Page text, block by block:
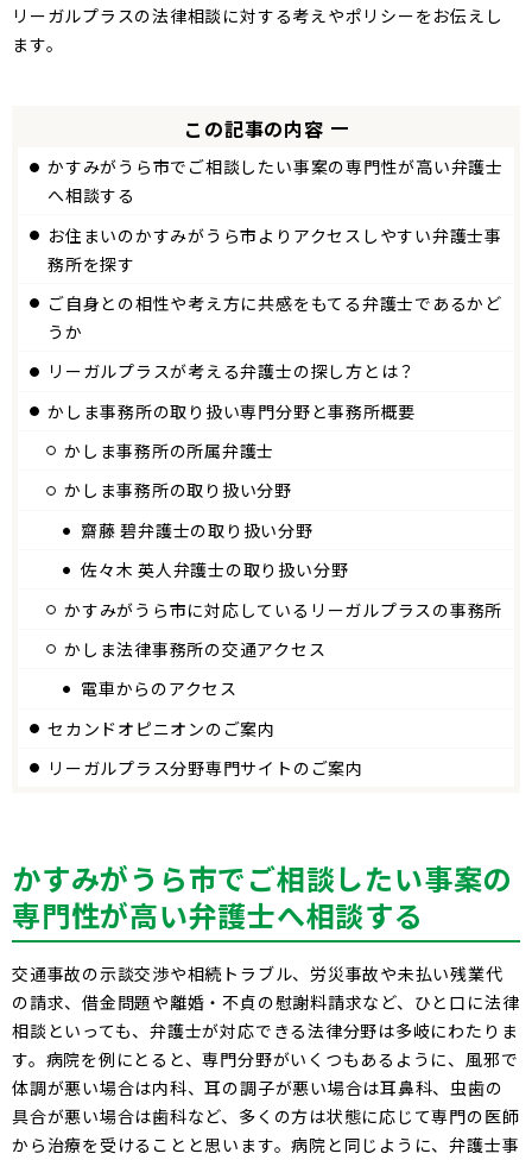
リーガルプラスの法律相談に対する考えやポリシーをお伝えし
ます。
この記事の内容
かすみがうら市でご相談したい事案の専門性が高い弁護士
へ相談する
お住まいのかすみがうら市よりアクセスしやすい弁護士事
務所を探す
ご自身との相性や考え方に共感をもてる弁護士であるかど
うか
リーガルプラスが考える弁護士の探し方とは？
かしま事務所の取り扱い専門分野と事務所概要
かしま事務所の所属弁護士
かしま事務所の取り扱い分野
齋藤 碧弁護士の取り扱い分野
佐々木 英人弁護士の取り扱い分野
かすみがうら市に対応しているリーガルプラスの事務所
かしま法律事務所の交通アクセス
電車からのアクセス
セカンドオピニオンのご案内
リーガルプラス分野専門サイトのご案内
かすみがうら市でご相談したい事案の
専門性が高い弁護士へ相談する
交通事故の示談交渉や相続トラブル、労災事故や未払い残業代
の請求、借金問題や離婚・不貞の慰謝料請求など、ひと口に法律
相談といっても、弁護士が対応できる法律分野は多岐にわたりま
す。病院を例にとると、専門分野がいくつもあるように、風邪で
体調が悪い場合は内科、耳の調子が悪い場合は耳鼻科、虫歯の
具合が悪い場合は歯科など、多くの方は状態に応じて専門の医師
から治療を受けることと思います。病院と同じように、弁護士事